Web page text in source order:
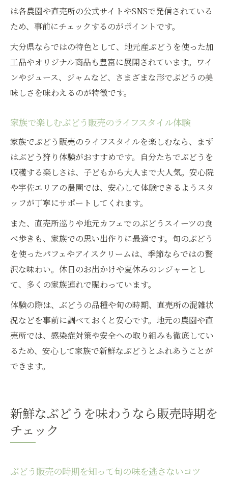
は各農園や直売所の公式サイトやSNSで発信されている
ため、事前にチェックするのがポイントです。
大分県ならではの特色として、地元産ぶどうを使った加
工品やオリジナル商品も豊富に展開されています。ワイ
ンやジュース、ジャムなど、さまざまな形でぶどうの美
味しさを味わえるのが特徴です。
家族で楽しむぶどう販売のライフスタイル体験
家族でぶどう販売のライフスタイルを楽しむなら、まず
はぶどう狩り体験がおすすめです。自分たちでぶどうを
収穫する楽しさは、子どもから大人まで大人気。安心院
や宇佐エリアの農園では、安心して体験できるようスタ
ッフが丁寧にサポートしてくれます。
また、直売所巡りや地元カフェでのぶどうスイーツの食
べ歩きも、家族での思い出作りに最適です。旬のぶどう
を使ったパフェやアイスクリームは、季節ならではの贅
沢な味わい。休日のお出かけや夏休みのレジャーとし
て、多くの家族連れで賑わっています。
体験の際は、ぶどうの品種や旬の時期、直売所の混雑状
況などを事前に調べておくと安心です。地元の農園や直
売所では、感染症対策や安全への取り組みも徹底してい
るため、安心して家族で新鮮なぶどうとふれあうことが
できます。
新鮮なぶどうを味わうなら販売時期を
チェック
ぶどう販売の時期を知って旬の味を逃さないコツ